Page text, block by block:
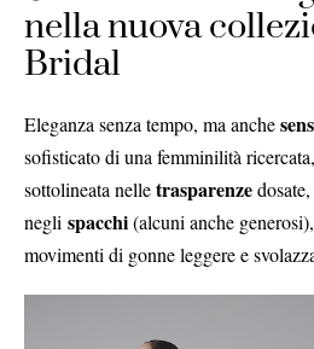
nella nuova
Bridal
Eleganza senza tempo, ma anche
sofisticato di una femminilità
sottolineata nelletrasparenze
negli spacchi(alcuni anche
movimenti di gonne leggere e